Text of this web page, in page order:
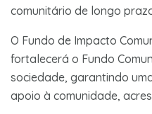
comunitário de longo
O Fundo de Impacto
fortalecerá o Fundo
sociedade, garantindo
apoio à comunidade,